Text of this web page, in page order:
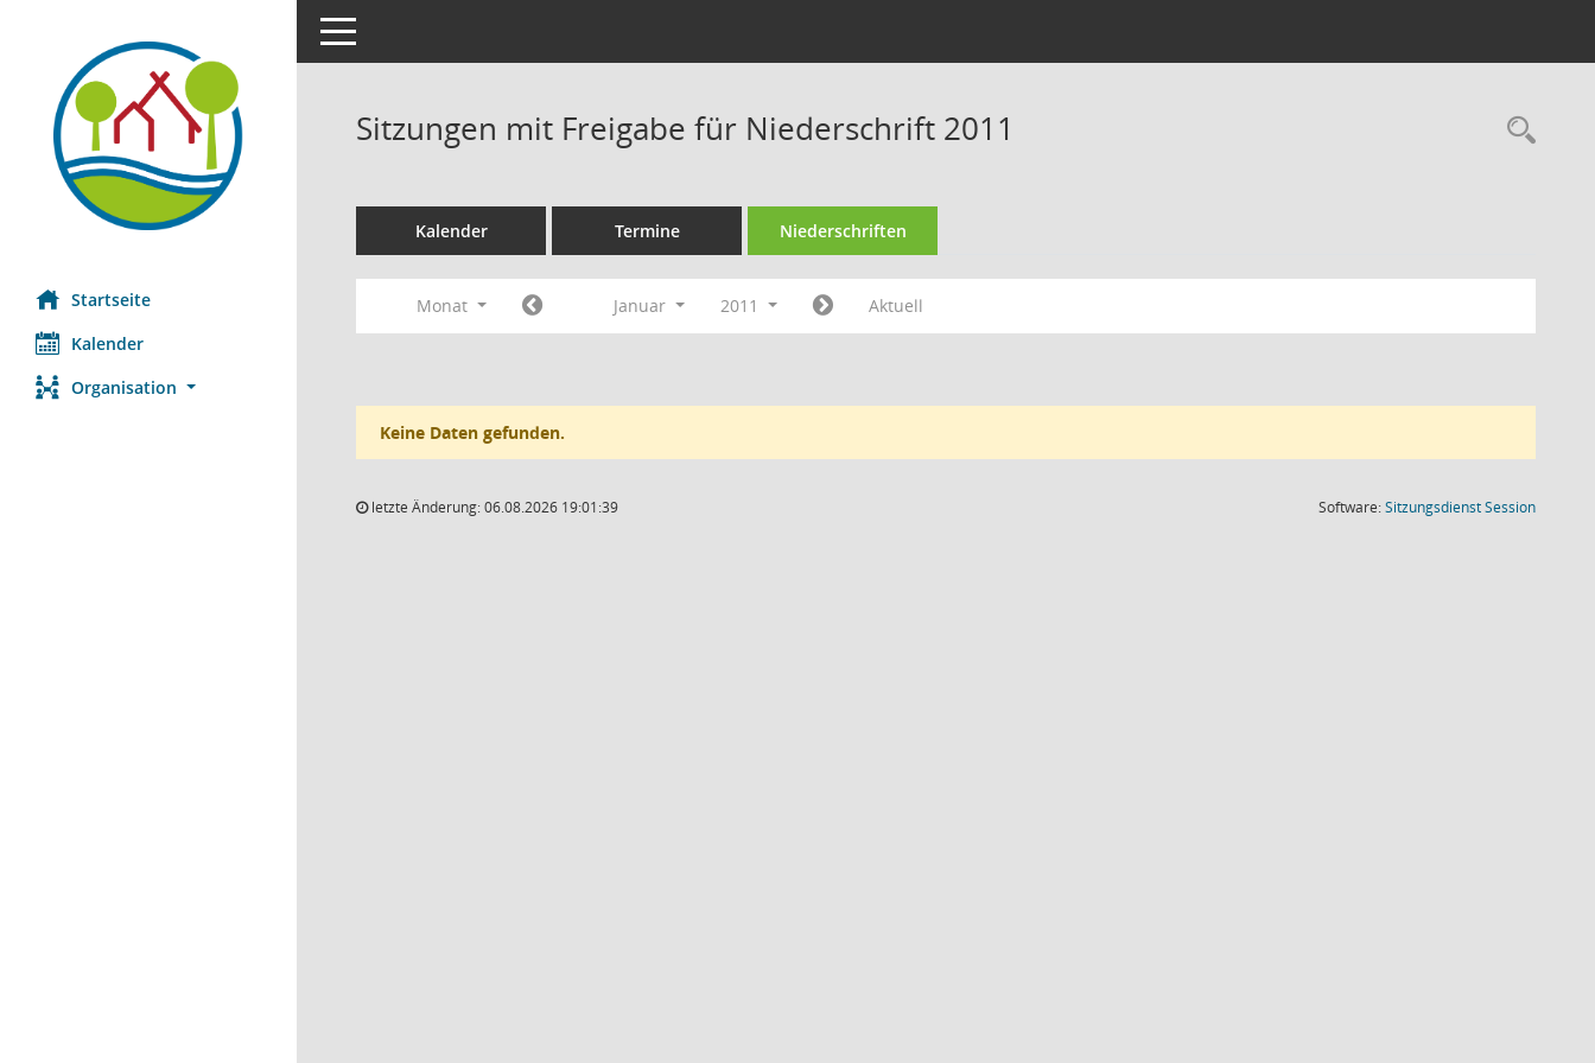
Startseite
Kalender
Organisation
Toggle navigation
Sitzungen mit Freigabe für Niederschrift 2011
Kalender Termine Niederschriften
Monat Januar 2011 Aktuell
Keine Daten gefunden.
letzte Änderung: 06.08.2026 19:01:39 Software:SitzungsdienstSession(Wird in